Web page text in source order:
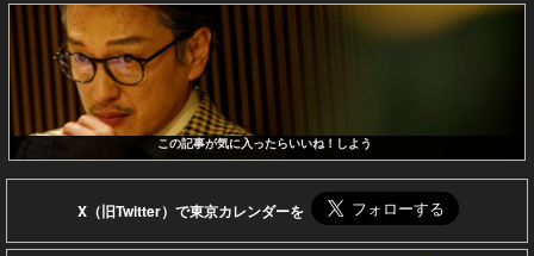
この記事が気に入ったらいいね！しよう
X（旧Twitter）で東京カレンダーを